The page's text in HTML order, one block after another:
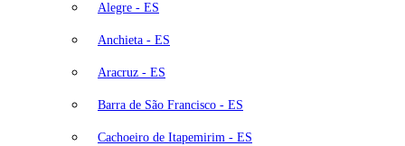
Alegre - ES
Anchieta - ES
Aracruz - ES
Barra de São Francisco - ES
Cachoeiro de Itapemirim - ES